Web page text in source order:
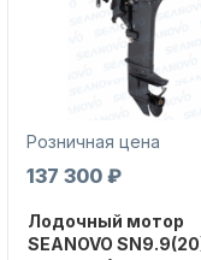
Автохолодильник
Розничная цена
137 300 ₽
Лодочный мотор
SEANOVO